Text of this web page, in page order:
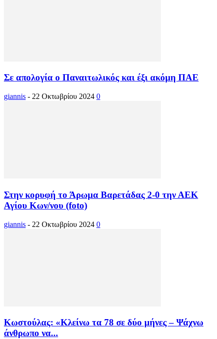
Σε απολογία ο Παναιτωλικός και έξι ακόμη ΠΑΕ
giannis - 22 Οκτωβρίου 2024 0
Στην κορυφή το Άρωμα Βαρετάδας 2-0 την ΑΕΚ
Αγίου Κων/νου (foto)
giannis - 22 Οκτωβρίου 2024 0
Κωστούλας: «Κλείνω τα 78 σε δύο μήνες – Ψάχνω
άνθρωπο να...